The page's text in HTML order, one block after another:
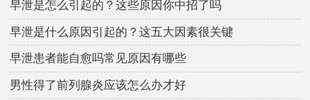
早泄是怎么引起的？这些原因你中招了吗
早泄是什么原因引起的？这五大因素很关键
早泄患者能自愈吗常见原因有哪些
男性得了前列腺炎应该怎么办才好